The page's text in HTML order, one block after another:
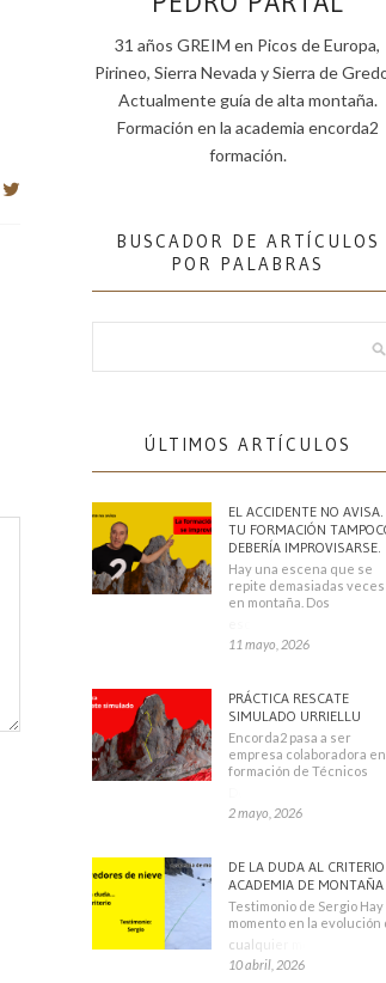
31 años GREIM en Picos de Europa,
Pirineo, Sierra Nevada y Sierra de
Actualmente guía de alta montaña.
Formación en la academia encorda2
formación.
BUSCADOR DE ARTÍCULOS
POR PALABRAS
ÚLTIMOS ARTÍCULOS
EL ACCIDENTE NO AVISA.
TU FORMACIÓN
DEBERÍA IMPROVISARSE.
Hay una escena que se
repite demasiadas veces
en montaña. Dos
11 mayo, 2026
PRÁCTICA RESCATE
SIMULADO URRIELLU
Encorda2 pasa a ser
empresa colaboradora en
formación de Técnicos
2 mayo, 2026
DE LA DUDA AL
ACADEMIA DE MONTAÑA
Testimonio de Sergio Hay
momento en la evolución
cualquier montañero
10 abril, 2026